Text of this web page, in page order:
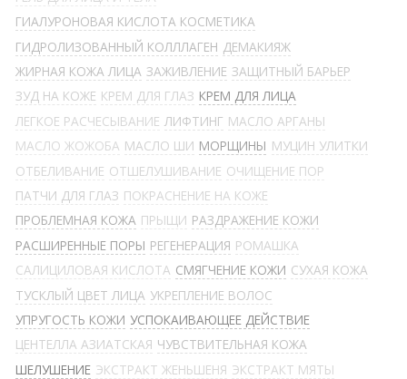
ГИАЛУРОНОВАЯ КИСЛОТА КОСМЕТИКА
ГИДРОЛИЗОВАННЫЙ КОЛЛЛАГЕН ДЕМАКИЯЖ
ЖИРНАЯ КОЖА ЛИЦА ЗАЖИВЛЕНИЕ ЗАЩИТНЫЙ БАРЬЕР
ЗУД НА КОЖЕ КРЕМ ДЛЯ ГЛАЗ КРЕМ ДЛЯ ЛИЦА
ЛЕГКОЕ РАСЧЕСЫВАНИЕ ЛИФТИНГ МАСЛО АРГАНЫ
МАСЛО ЖОЖОБА МАСЛО ШИ МОРЩИНЫ МУЦИН УЛИТКИ
ОТБЕЛИВАНИЕ ОТШЕЛУШИВАНИЕ ОЧИЩЕНИЕ ПОР
ПАТЧИ ДЛЯ ГЛАЗ ПОКРАСНЕНИЕ НА КОЖЕ
ПРОБЛЕМНАЯ КОЖА ПРЫЩИ РАЗДРАЖЕНИЕ КОЖИ
РАСШИРЕННЫЕ ПОРЫ РЕГЕНЕРАЦИЯ РОМАШКА
САЛИЦИЛОВАЯ КИСЛОТА СМЯГЧЕНИЕ КОЖИ СУХАЯ КОЖА
ТУСКЛЫЙ ЦВЕТ ЛИЦА УКРЕПЛЕНИЕ ВОЛОС
УПРУГОСТЬ КОЖИ УСПОКАИВАЮЩЕЕ ДЕЙСТВИЕ
ЦЕНТЕЛЛА АЗИАТСКАЯ ЧУВСТВИТЕЛЬНАЯ КОЖА
ШЕЛУШЕНИЕ ЭКСТРАКТ ЖЕНЬШЕНЯ ЭКСТРАКТ МЯТЫ